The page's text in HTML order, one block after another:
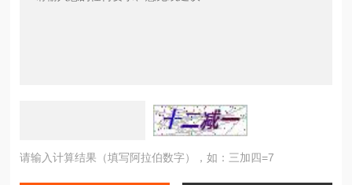
请输入计算结果（填写阿拉伯数字），如：三加四=7